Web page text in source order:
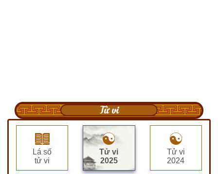
Tử vi
Lá số
tử vi
Tử vi
2025
Tử vi
2024